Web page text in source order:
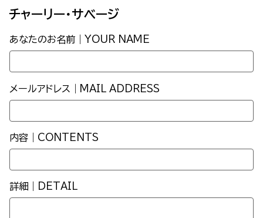
チャーリー・サベージ
あなたのお名前｜YOUR NAME
メールアドレス｜MAIL ADDRESS
内容｜CONTENTS
詳細｜DETAIL